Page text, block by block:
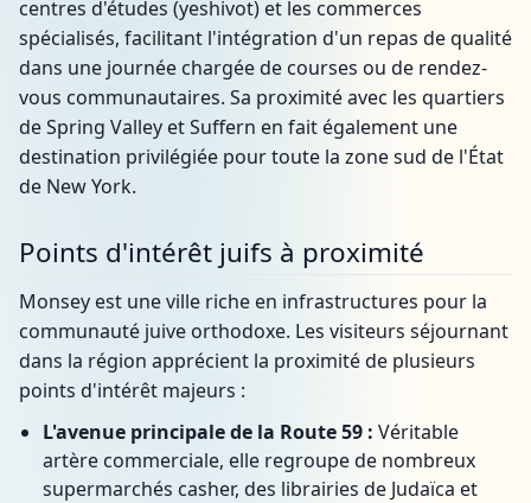
centres d'études (yeshivot) et les commerces
spécialisés, facilitant l'intégration d'un repas de qualité
dans une journée chargée de courses ou de rendez-
vous communautaires. Sa proximité avec les quartiers
de Spring Valley et Suffern en fait également une
destination privilégiée pour toute la zone sud de l'État
de New York.
Points d'intérêt juifs à proximité
Monsey est une ville riche en infrastructures pour la
communauté juive orthodoxe. Les visiteurs séjournant
dans la région apprécient la proximité de plusieurs
points d'intérêt majeurs :
L'avenue principale de la Route 59 : Véritable
artère commerciale, elle regroupe de nombreux
supermarchés casher, des librairies de Judaïca et